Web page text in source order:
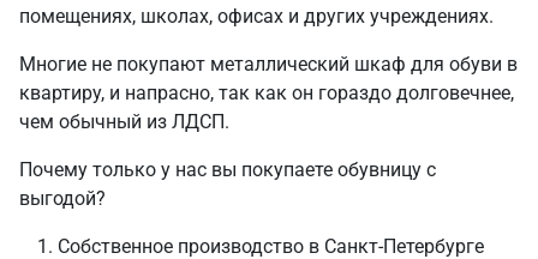
помещениях, школах, офисах и других учреждениях.
Многие не покупают металлический шкаф для обуви в
квартиру, и напрасно, так как он гораздо долговечнее,
чем обычный из ЛДСП.
Почему только у нас вы покупаете обувницу с
выгодой?
Собственное производство в Санкт-Петербурге